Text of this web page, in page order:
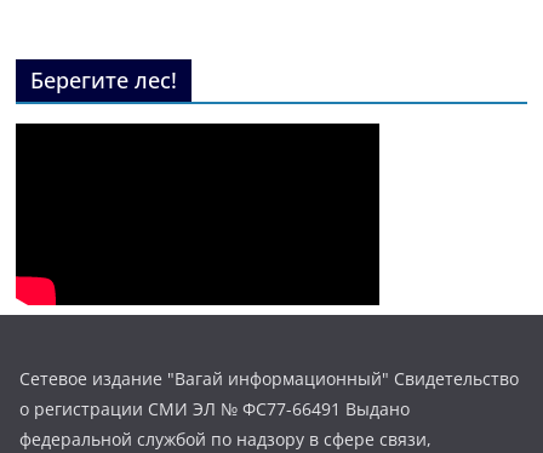
Берегите лес!
Сетевое издание "Вагай информационный" Свидетельство
о регистрации СМИ ЭЛ № ФС77-66491 Выдано
федеральной службой по надзору в сфере связи,